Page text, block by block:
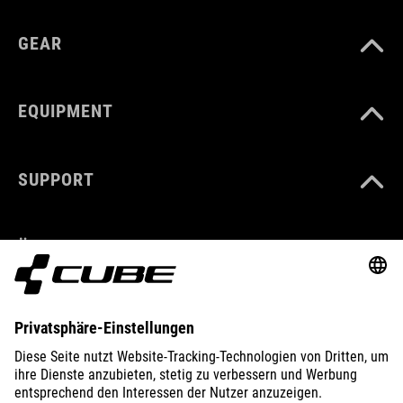
GEAR
EQUIPMENT
SUPPORT
ÜBER UNS